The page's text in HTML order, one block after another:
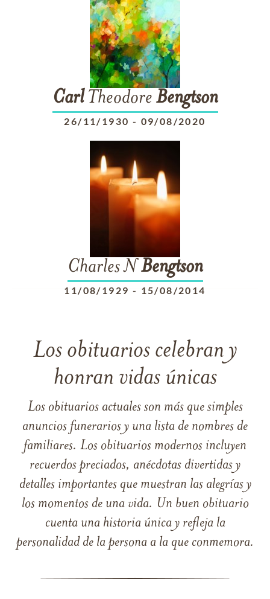
CarlTheodore Bengtson
26/11/1930 - 09/08/2020
Charles N Bengtson
11/08/1929 - 15/08/2014
Los obituarios celebran y
honran vidas únicas
Los obituarios actuales son más que simples
anuncios funerarios y una lista de nombres de
familiares. Los obituarios modernos incluyen
recuerdos preciados, anécdotas divertidas y
detalles importantes que muestran las alegrías y
los momentos de una vida. Un buen obituario
cuenta una historia única y refleja la
personalidad de la persona a la que conmemora.